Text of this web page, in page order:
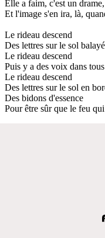
Elle a faim, c'est un
Et l'image s'en ira, là,
Le rideau descend
Des lettres sur le sol
Le rideau descend
Puis y a des voix dans
Le rideau descend
Des lettres sur le sol en
Des bidons d'essence
Pour être sûr que le feu